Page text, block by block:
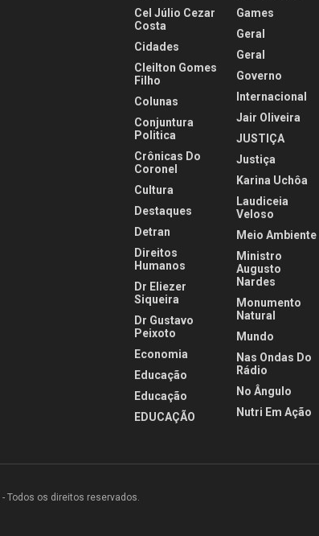
Cel Júlio Cezar
Costa
Cidades
Cleilton Gomes
Filho
Colunas
Conjuntura
Politica
Crônicas Do
Coronel
Cultura
Destaques
Detran
Direitos
Humanos
Dr Eliezer
Siqueira
Dr Gustavo
Peixoto
Economia
Educação
Educação
EDUCAÇÃO
Games
Geral
Geral
Governo
Internacional
Jair Oliveira
JUSTIÇA
Justiça
Karina Uchôa
Laudiceia
Veloso
Meio Ambiente
Ministro
Augusto
Nardes
Monumento
Natural
Mundo
Nas Ondas Do
Rádio
No Ângulo
Nutri Em Ação
- Todos os direitos reservados.